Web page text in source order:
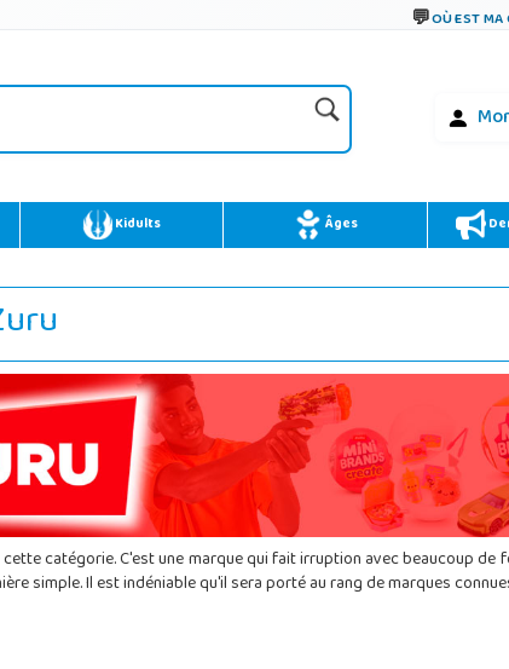
OÙ EST
Kidults Âges
catégorie. C'est une marque qui fait irruption avec beaucoup de
simple. Il est indéniable qu'il sera porté au rang de marques